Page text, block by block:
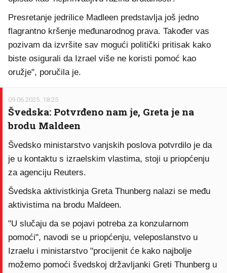
Presretanje jedrilice Madleen predstavlja još jedno
flagrantno kršenje međunarodnog prava. Također vas
pozivam da izvršite sav mogući politički pritisak kako
biste osigurali da Izrael više ne koristi pomoć kao
oružje", poručila je.
09.06.2025. 18:25
Švedska: Potvrđeno nam je, Greta je na
brodu Maldeen
Švedsko ministarstvo vanjskih poslova potvrdilo je da
je u kontaktu s izraelskim vlastima, stoji u priopćenju
za agenciju Reuters.
Švedska aktivistkinja Greta Thunberg nalazi se među
aktivistima na brodu Maldeen.
"U slučaju da se pojavi potreba za konzularnom
pomoći", navodi se u priopćenju, veleposlanstvo u
Izraelu i ministarstvo "procijenit će kako najbolje
možemo pomoći švedskoj državljanki Greti Thunberg u